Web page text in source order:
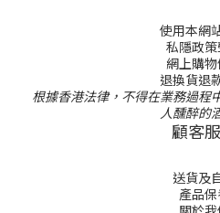
使用本網
私隱政
網上購
退換貨退
根據香港法律，不得在業務過程
人醺醉的
顧客
送貨及
產品